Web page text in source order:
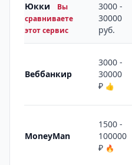
Юкки
Вы
сравниваете
этот сервис
3000 -
30000
руб.
Веббанкир
3000 -
30000
₽ 👍
MoneyMan
1500 -
100000
₽ 🔥